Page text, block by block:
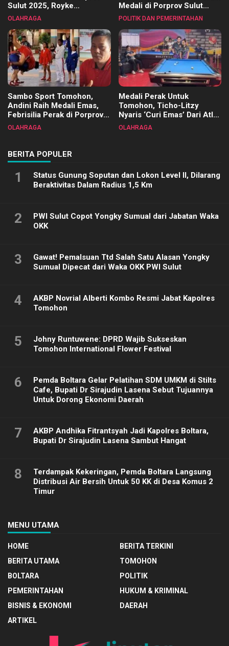
Sulut 2025, Royke
Tangkawarouw Ucapkan
OLAHRAGA
Medali di Porprov Sulut
2025
POLITIK DAN PEMERINTAHAN
Sambo Sport Tomohon,
Andini Raih Medali Emas,
Febrisilia Perak di Porprov
Sulut 2025
OLAHRAGA
Medali Perak Untuk
Tomohon, Ticho-Litzy
Nyaris ‘Curi Emas’ Dari Atlet
Biliar PON di Porprov Sulut
OLAHRAGA
BERITA POPULER
1
Status Gunung Soputan dan Lokon Level II, Dilarang
Beraktivitas Dalam Radius 1,5 Km
2
PWI Sulut Copot Yongky Sumual dari Jabatan Waka
OKK
3
Gawat! Pemalsuan Ttd Salah Satu Alasan Yongky
Sumual Dipecat dari Waka OKK PWI Sulut
4
AKBP Novrial Alberti Kombo Resmi Jabat Kapolres
Tomohon
5
Johny Runtuwene: DPRD Wajib Sukseskan
Tomohon International Flower Festival
6
Pemda Boltara Gelar Pelatihan SDM UMKM di Stilts
Cafe, Bupati Dr Sirajudin Lasena Sebut Tujuannya
Untuk Dorong Ekonomi Daerah
7
AKBP Andhika Fitrantsyah Jadi Kapolres Boltara,
Bupati Dr Sirajudin Lasena Sambut Hangat
8
Terdampak Kekeringan, Pemda Boltara Langsung
Distribusi Air Bersih Untuk 50 KK di Desa Komus 2
Timur
MENU UTAMA
HOME
BERITA TERKINI
BERITA UTAMA
TOMOHON
BOLTARA
POLITIK
PEMERINTAHAN
HUKUM & KRIMINAL
BISNIS & EKONOMI
DAERAH
ARTIKEL